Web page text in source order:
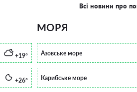
Всі новини про
+19°
+26°
МОРЯ
Азовське море
Карибське море